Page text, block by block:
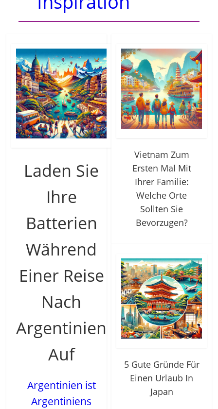
Laden Sie
Ihre
Batterien
Während
Einer Reise
Nach
Argentinien
Auf
Argentinien ist
Argentiniens
Vietnam Zum
Ersten Mal Mit
Ihrer Familie:
Welche Orte
Sollten Sie
Bevorzugen?
5 Gute Gründe Für
Einen Urlaub In
Japan